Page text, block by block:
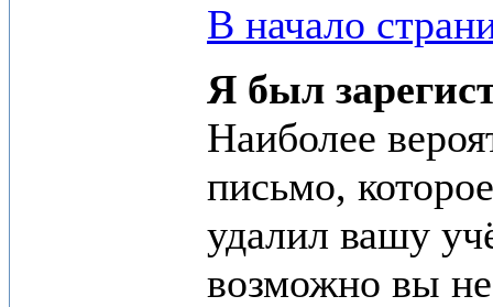
В начало
Я был
Наиболее
письмо,
удалил вашу
возможно вы